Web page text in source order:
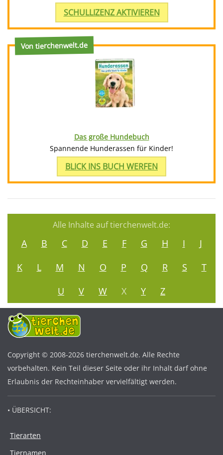
SCHULLIZENZ AKTIVIEREN
Von tierchenwelt.de
Das große Hundebuch
Spannende Hunderassen für Kinder!
BLICK INS BUCH WERFEN
Alle Inhalte auf tierchenwelt.de:
A B C D E F G H I
J
K
L M N O P Q R S
T
U
V W X Y Z
Copyright © 2008-2026 tierchenwelt.de. Alle Rechte
vorbehalten. Kein Teil dieser Seite oder ihr Inhalt darf ohne
Erlaubnis der Rechteinhaber vervielfältigt werden.
• ÜBERSICHT:
Tierarten
Tiernamen